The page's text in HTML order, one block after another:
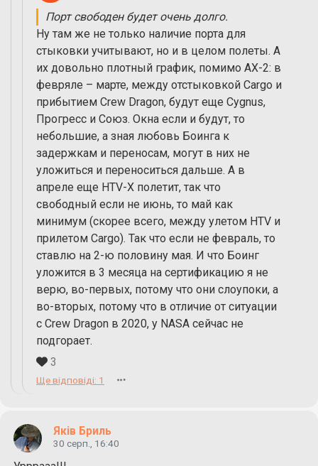
Порт свободен будет очень долго.
Ну там же не только наличие порта для
стыковки учитывают, но и в целом полеты. А
их довольно плотный график, помимо AX-2: в
февряле – марте, между отстыковкой Cargo и
прибытием Crew Dragon, будут еще Cygnus,
Прогресс и Союз. Окна если и будут, то
небольшие, а зная любовь Боинга к
задержкам и переносам, могут в них не
уложиться и переноситься дальше. А в
апреле еще HTV-X полетит, так что
свободный если не июнь, то май как
минимум (скорее всего, между улетом HTV и
прилетом Cargo). Так что если не февраль, то
ставлю на 2-ю половину мая. И что Боинг
уложится в 3 месяца на сертификацию я не
верю, во-первых, потому что они слоупоки, а
во-вторых, потому что в отличие от ситуации
с Crew Dragon в 2020, у NASA сейчас не
подгорает.
3
Ще відповіді: 1
Яків Бриль
30 серп., 16:40